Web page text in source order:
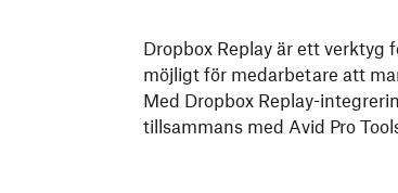
Dropbox Replay är ett verktyg
möjligt för medarbetare att
Med Dropbox Replay-
tillsammans med Avid Pro